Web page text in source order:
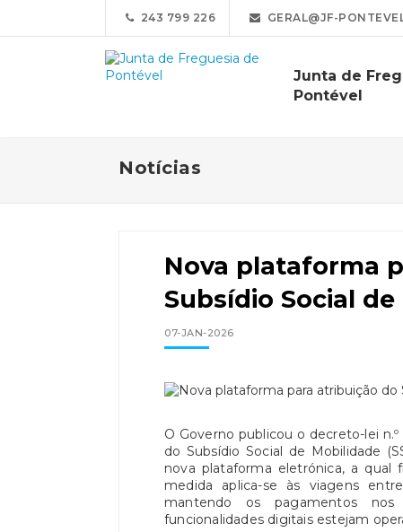
243 799 226 GERAL@JF-
Junta de
Pontével
Notícias
Nova plataforma
Subsídio Social
07-JAN-2026
O Governo publicou o decreto-lei
do Subsídio Social de Mobilidade
nova plataforma eletrónica, a qual
medida aplica-se às viagens
mantendo os pagamentos
funcionalidades digitais estejam